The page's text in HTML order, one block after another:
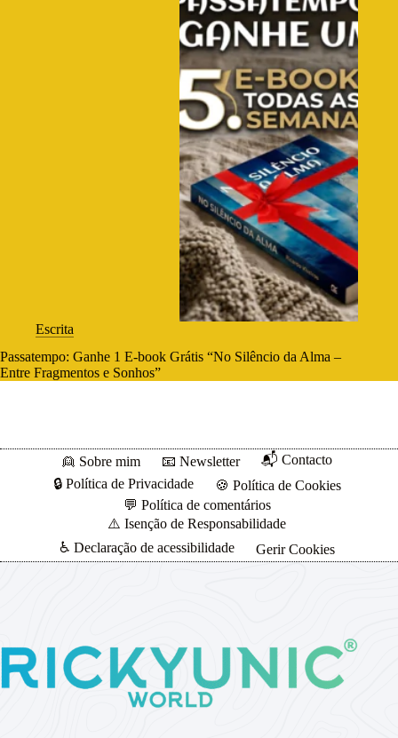
Escrita
Passatempo: Ganhe 1 E-book Grátis “No Silêncio da Alma –
Entre Fragmentos e Sonhos”
👱 Sobre mim 📧 Newsletter
📬 Contacto
🔒 Política de Privacidade
🍪 Política de Cookies
💬 Política de comentários
⚠️ Isenção de Responsabilidade
♿ Declaração de acessibilidade
Gerir Cookies